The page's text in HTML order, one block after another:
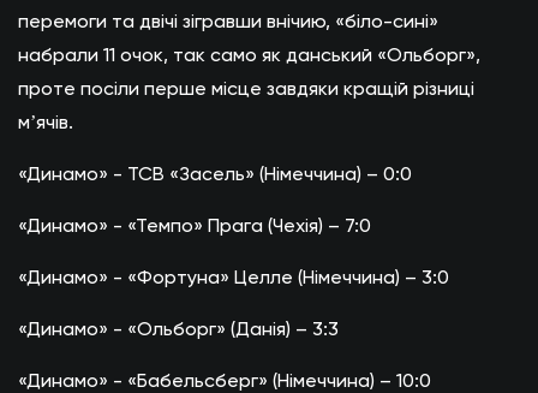
перемоги та двічі зігравши внічию, «біло-сині»
набрали 11 очок, так само як данський «Ольборг»,
проте посіли перше місце завдяки кращій різниці
мʼячів.
«Динамо» - ТСВ «Засель» (Німеччина) – 0:0
«Динамо» - «Темпо» Прага (Чехія) – 7:0
«Динамо» - «Фортуна» Целле (Німеччина) – 3:0
«Динамо» - «Ольборг» (Данія) – 3:3
«Динамо» - «Бабельсберг» (Німеччина) – 10:0